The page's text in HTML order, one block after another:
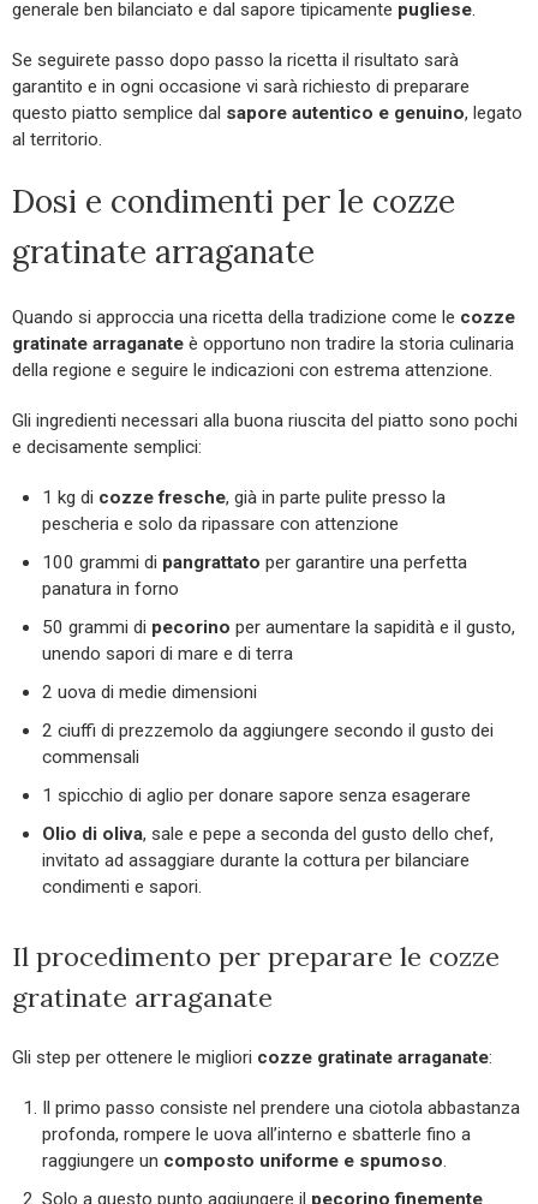
generale ben bilanciato e dal sapore tipicamente pugliese.
Se seguirete passo dopo passo la ricetta il risultato sarà
garantito e in ogni occasione vi sarà richiesto di preparare
questo piatto semplice dal sapore autentico e genuino, legato
al territorio.
Dosi e condimenti per le cozze
gratinate arraganate
Quando si approccia una ricetta della tradizione come le cozze
gratinate arraganate è opportuno non tradire la storia culinaria
della regione e seguire le indicazioni con estrema attenzione.
Gli ingredienti necessari alla buona riuscita del piatto sono pochi
e decisamente semplici:
1 kg di cozze fresche, già in parte pulite presso la
pescheria e solo da ripassare con attenzione
100 grammi di pangrattato per garantire una perfetta
panatura in forno
50 grammi di pecorino per aumentare la sapidità e il gusto,
unendo sapori di mare e di terra
2 uova di medie dimensioni
2 ciuffi di prezzemolo da aggiungere secondo il gusto dei
commensali
1 spicchio di aglio per donare sapore senza esagerare
Olio di oliva, sale e pepe a seconda del gusto dello chef,
invitato ad assaggiare durante la cottura per bilanciare
condimenti e sapori.
Il procedimento per preparare le cozze
gratinate arraganate
Gli step per ottenere le migliori cozze gratinate arraganate:
Il primo passo consiste nel prendere una ciotola abbastanza
profonda, rompere le uova all’interno e sbatterle fino a
raggiungere un composto uniforme e spumoso.
Solo a questo punto aggiungere il pecorino finemente